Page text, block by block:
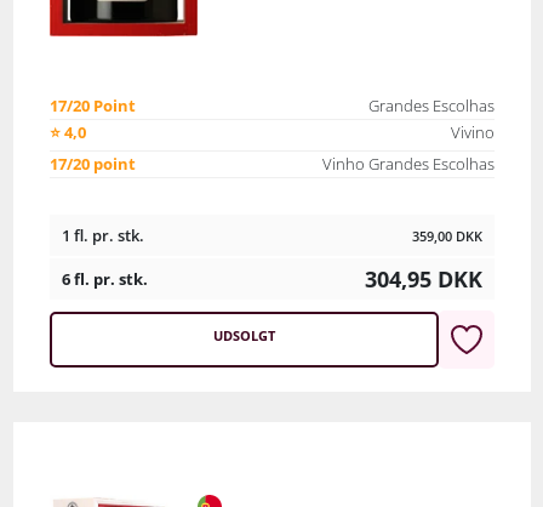
17/20 Point
Grandes Escolhas
⭐ 4,0
Vivino
17/20 point
Vinho Grandes Escolhas
1 fl. pr. stk. 359,00 DKK
6 fl. pr. stk. 304,95 DKK
UDSOLGT